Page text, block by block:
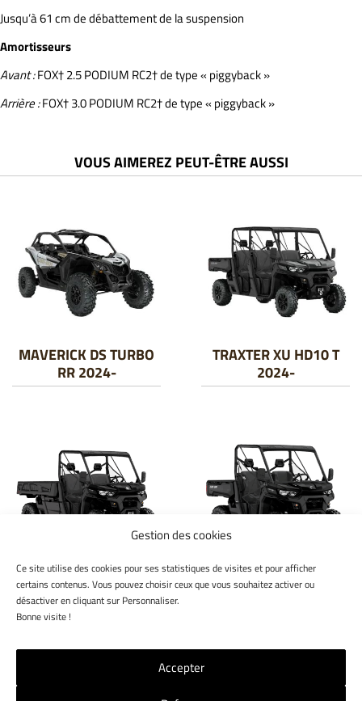
Gestion des cookies
Ce site utilise des cookies pour ses statistiques de visites et pour afficher
certains contenus. Vous pouvez choisir ceux que vous souhaitez activer ou
désactiver en cliquant sur Personnaliser.
Bonne visite !
Accepter
Jusqu’à 61 cm de débattement de la suspension
Amortisseurs
Avant :FOX† 2.5 PODIUM RC2† de type « piggyback »
Arrière :FOX† 3.0 PODIUM RC2† de type « piggyback »
VOUS AIMEREZ PEUT-ÊTRE AUSSI
MAVERICK DS TURBO
RR 2024-
TRAXTER XU HD10 T
2024-
TRAXTER PRO XU HD10
T ABS 2025
TRAXTER XU HD10 T